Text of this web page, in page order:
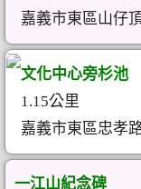
嘉義市東區山仔
文化中心旁杉池
1.15公里
嘉義市東區忠孝
一江山紀念碑